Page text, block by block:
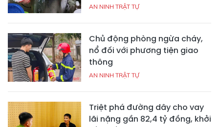
AN NINH TRẬT TỰ
Chủ động phòng ngừa cháy,
nổ đối với phương tiện giao
thông
AN NINH TRẬT TỰ
Triệt phá đường dây cho vay
lãi nặng gần 82,4 tỷ đồng, khởi